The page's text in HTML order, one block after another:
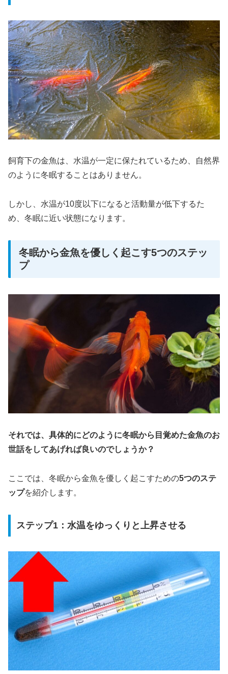
飼育下の金魚は、水温が一定に保たれているため、自然界
のように冬眠することはありません。
しかし、水温が10度以下になると活動量が低下するた
め、冬眠に近い状態になります。
冬眠から金魚を優しく起こす5つのステッ
プ
それでは、具体的にどのように冬眠から目覚めた金魚のお
世話をしてあげれば良いのでしょうか？
ここでは、冬眠から金魚を優しく起こすための5つのステ
ップを紹介します。
ステップ1：水温をゆっくりと上昇させる